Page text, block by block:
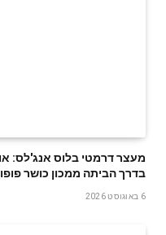
מעצר דרמטי בלוס אנג'לס:
בדרך הביתה ממכון כושר
6 באוגוסט 2026